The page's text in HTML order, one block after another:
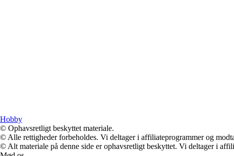
Hobby
© Ophavsretligt beskyttet materiale.
© Alle rettigheder forbeholdes. Vi deltager i affiliateprogrammer og
© Alt materiale på denne side er ophavsretligt beskyttet. Vi deltager i